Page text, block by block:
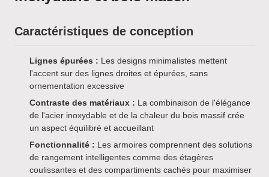
Caractéristiques de conception
Lignes épurées : Les designs minimalistes mettent
l'accent sur des lignes droites et épurées, sans
ornementation excessive
Contraste des matériaux : La combinaison de l'élégance
de l'acier inoxydable et de la chaleur du bois massif crée
un aspect équilibré et accueillant
Fonctionnalité : Les armoires comprennent des solutions
de rangement intelligentes comme des étagères
coulissantes et des compartiments cachés pour maximiser